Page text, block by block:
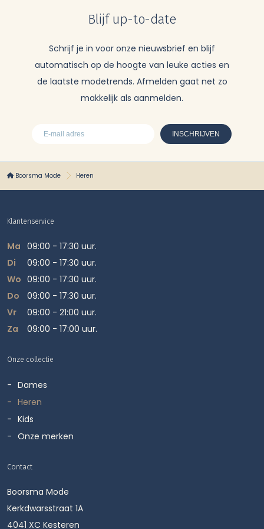
Blijf up-to-date
Schrijf je in voor onze nieuwsbrief en blijf
automatisch op de hoogte van leuke acties en
de laatste modetrends. Afmelden gaat net zo
makkelijk als aanmelden.
Boorsma Mode Heren
Klantenservice
Ma 09:00 - 17:30 uur.
Di
09:00 - 17:30 uur.
Wo 09:00 - 17:30 uur.
Do
09:00 - 17:30 uur.
Vr
09:00 - 21:00 uur.
Za
09:00 - 17:00 uur.
Onze collectie
Dames
Heren
Kids
Onze merken
Contact
Boorsma Mode
Kerkdwarsstraat 1A
4041 XC Kesteren